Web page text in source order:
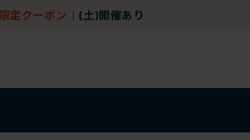
限定クーポン (土)開催あり